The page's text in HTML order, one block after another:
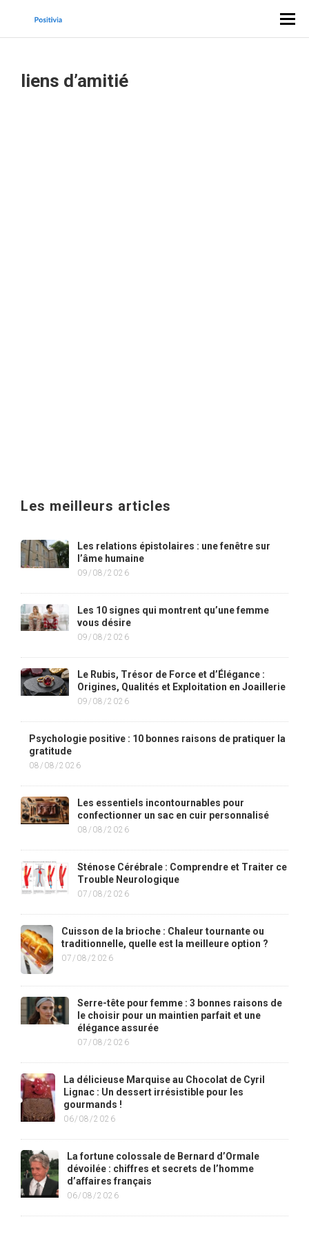
liens d’amitié
Les meilleurs articles
Les relations épistolaires : une fenêtre sur
l’âme humaine
09/08/2026
Les 10 signes qui montrent qu’une femme
vous désire
09/08/2026
Le Rubis, Trésor de Force et d’Élégance :
Origines, Qualités et Exploitation en Joaillerie
09/08/2026
Psychologie positive : 10 bonnes raisons de pratiquer la
gratitude
08/08/2026
Les essentiels incontournables pour
confectionner un sac en cuir personnalisé
08/08/2026
Sténose Cérébrale : Comprendre et Traiter ce
Trouble Neurologique
07/08/2026
Cuisson de la brioche : Chaleur tournante ou
traditionnelle, quelle est la meilleure option ?
07/08/2026
Serre-tête pour femme : 3 bonnes raisons de
le choisir pour un maintien parfait et une
élégance assurée
07/08/2026
La délicieuse Marquise au Chocolat de Cyril
Lignac : Un dessert irrésistible pour les
gourmands !
06/08/2026
La fortune colossale de Bernard d’Ormale
dévoilée : chiffres et secrets de l’homme
d’affaires français
06/08/2026